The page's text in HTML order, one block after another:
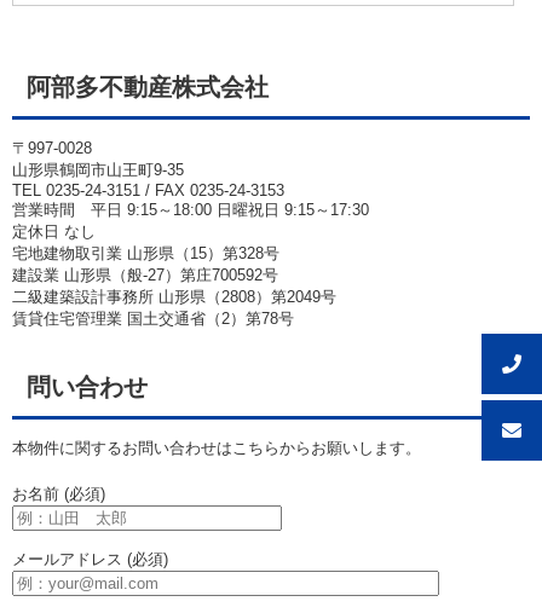
阿部多不動産株式会社
〒997-0028
山形県鶴岡市山王町9-35
TEL 0235-24-3151 / FAX 0235-24-3153
営業時間 平日 9:15～18:00 日曜祝日 9:15～17:30
定休日 なし
宅地建物取引業 山形県（15）第328号
建設業 山形県（般-27）第庄700592号
二級建築設計事務所 山形県（2808）第2049号
賃貸住宅管理業 国土交通省（2）第78号
問い合わせ
本物件に関するお問い合わせはこちらからお願いします。
お名前 (必須)
メールアドレス (必須)